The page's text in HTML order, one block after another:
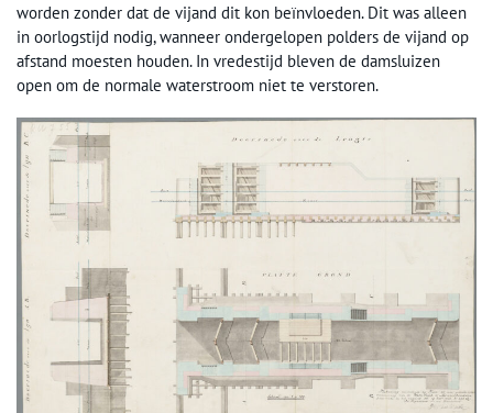
worden zonder dat de vijand dit kon beïnvloeden. Dit was alleen
in oorlogstijd nodig, wanneer ondergelopen polders de vijand op
afstand moesten houden. In vredestijd bleven de damsluizen
open om de normale waterstroom niet te verstoren.